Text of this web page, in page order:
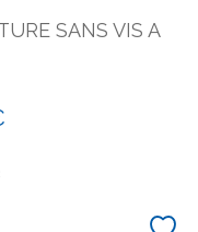
SANS VIS A